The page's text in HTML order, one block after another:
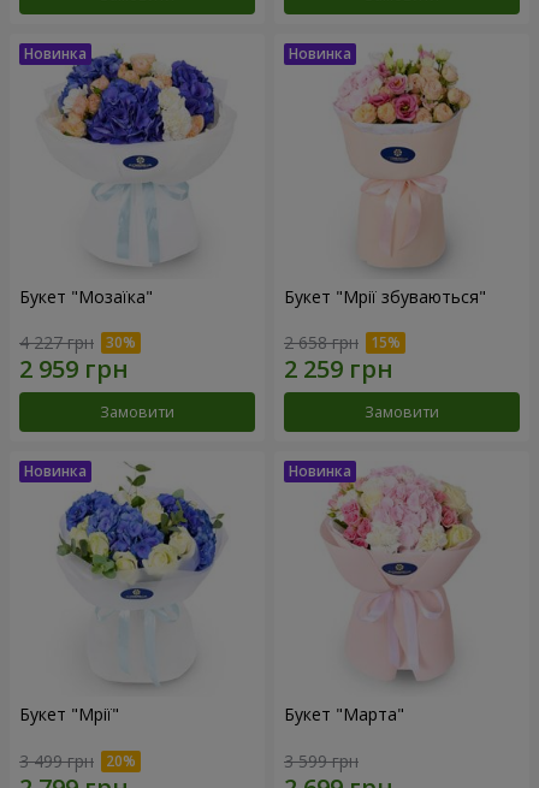
Букет "Мозаїка"
4 227 грн
Замовити
Букет "Мрії збуваються"
2 658 грн
Замовити
Букет "Мрії"
3 499 грн
Букет "Марта"
3 599 грн